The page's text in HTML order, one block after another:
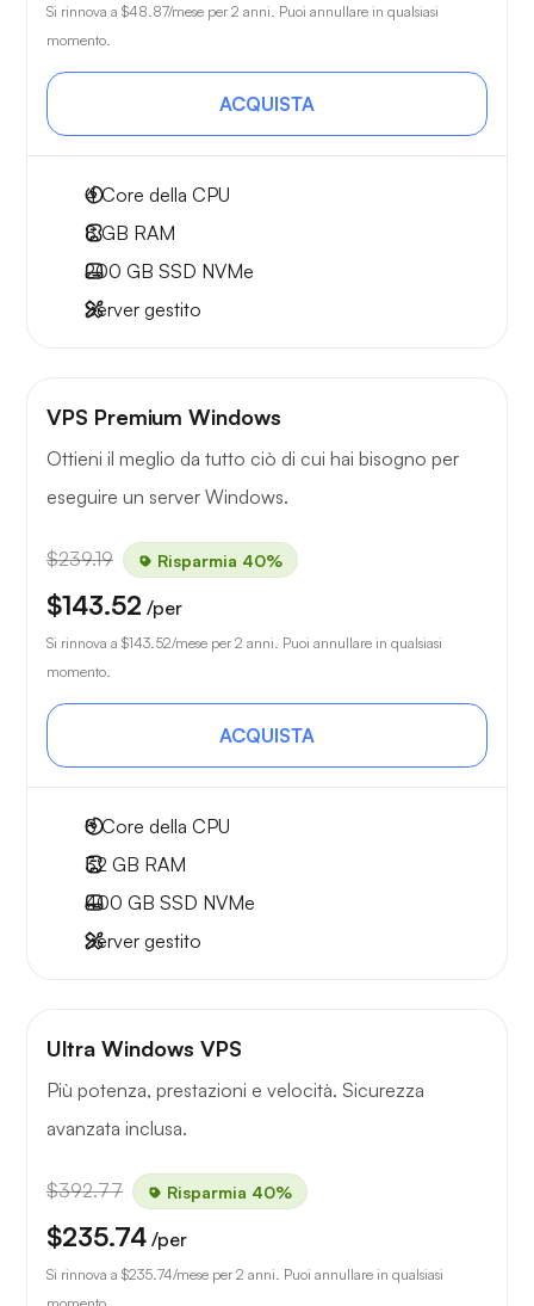
Si rinnova a $48.87/mese per 2 anni. Puoi annullare in qualsiasi
momento.
ACQUISTA
4Core della CPU
8 GB RAM
200 GB SSD NVMe
Server gestito
VPS Premium Windows
Ottieni il meglio da tutto ciò di cui hai bisogno per
eseguire un server Windows.
$239.19 Risparmia 40%
$143.52 /per
Si rinnova a $143.52/mese per 2 anni. Puoi annullare in qualsiasi
momento.
ACQUISTA
8Core della CPU
32 GB RAM
400 GB SSD NVMe
Server gestito
Ultra Windows VPS
Più potenza, prestazioni e velocità. Sicurezza
avanzata inclusa.
$392.77 Risparmia 40%
$235.74 /per
Si rinnova a $235.74/mese per 2 anni. Puoi annullare in qualsiasi